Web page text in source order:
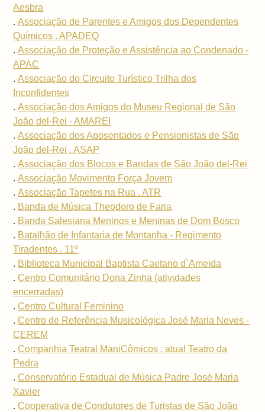
Aesbra
.Associação de Parentes e Amigos dos Dependentes
Químicos . APADEQ
.Associação de Proteção e Assistência ao Condenado -
APAC
.Associação do Circuito Turístico Trilha dos
Inconfidentes
.Associação dos Amigos do Museu Regional de São
João del-Rei - AMAREI
.Associação dos Aposentados e Pensionistas de São
João del-Rei . ASAP
.Associação dos Blocos e Bandas de São João del-Rei
.Associação Movimento Força Jovem
.Associação Tapetes na Rua . ATR
. Banda de Música Theodoro de Faria
. Banda Salesiana Meninos e Meninas de Dom Bosco
. Batalhão de Infantaria de Montanha - Regimento
Tiradentes . 11º
. Biblioteca Municipal Baptista Caetano d`Ameida
.Centro Comunitário Dona Zinha (atividades
encerradas)
.Centro Cultural Feminino
.Centro de Referência Musicológica José Maria Neves -
CEREM
.Companhia Teatral ManiCômicos . atual Teatro da
Pedra
.Conservatório Estadual de Música Padre José Maria
Xavier
.Cooperativa de Condutores de Turistas de São João